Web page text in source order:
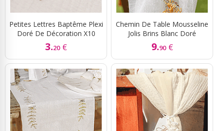
Petites Lettres Baptême Plexi
Doré De Décoration X10
3.20 €
Chemin De Table Mousseline
Jolis Brins Blanc Doré
9.90 €